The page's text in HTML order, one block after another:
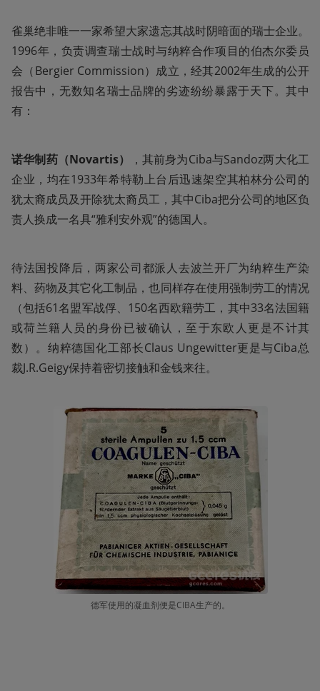
雀巢绝非唯一一家希望大家遗忘其战时阴暗面的瑞士企业。
1996年，负责调查瑞士战时与纳粹合作项目的伯杰尔委员
会（Bergier Commission）成立，经其2002年生成的公开
报告中，无数知名瑞士品牌的劣迹纷纷暴露于天下。其中
有：
诺华制药（Novartis）
，其前身为Ciba与Sandoz两大化工
企业，均在1933年希特勒上台后迅速架空其柏林分公司的
犹太裔成员及开除犹太裔员工，其中Ciba把分公司的地区负
责人换成一名具“雅利安外观”的德国人。
待法国投降后，两家公司都派人去波兰开厂为纳粹生产染
料、药物及其它化工制品，也同样存在使用强制劳工的情况
（包括61名盟军战俘、150名西欧籍劳工，其中33名法国籍
或荷兰籍人员的身份已被确认，至于东欧人更是不计其
数）。纳粹德国化工部长Claus Ungewitter更是与Ciba总
裁J.R.Geigy保持着密切接触和金钱来往。
德军使用的凝血剂便是CIBA生产的。